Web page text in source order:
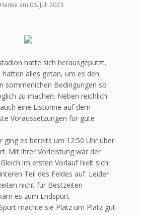
am 06. Juli 2023
hatte sich herausgeputzt.
alles getan, um es den
sommerlichen Bedingungen so
zu machen. Neben reichlich
eine Eistonne auf dem
Voraussetzungen für gute
ging es bereits um 12:50 Uhr über
Mit ihrer Vorleistung war der
im ersten Vorlauf hielt sich
Teil des Feldes auf. Leider
nicht für Bestzeiten
es zum Endspurt.
machte sie Platz um Platz gut